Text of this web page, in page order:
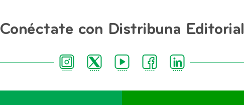
Conéctate con Distribuna Editorial